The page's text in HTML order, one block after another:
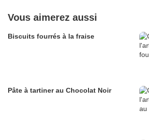
Vous aimerez aussi
Biscuits fourrés à la fraise
Pâte à tartiner au Chocolat Noir